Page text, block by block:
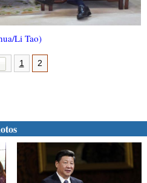
Li Tao)
1 2